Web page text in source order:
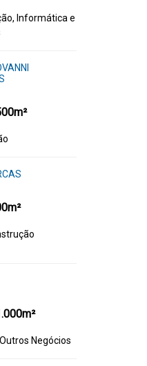
Informática e
Negócios